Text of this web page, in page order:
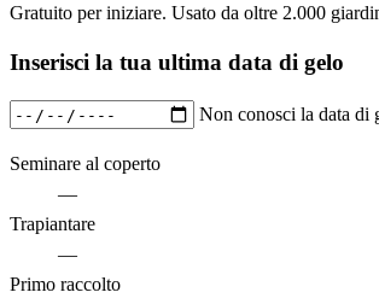
Gratuito per iniziare. Usato da oltre 2.000
Inserisci la tua ultima data di gelo
Non conosci la data di
Seminare al coperto
—
Trapiantare
—
Primo raccolto